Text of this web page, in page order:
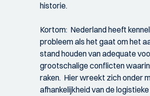
historie.
Kortom: Nederland heeft
probleem als het gaat om het
stand houden van adequate
grootschalige conflicten
raken. Hier wreekt zich onder
afhankelijkheid van de